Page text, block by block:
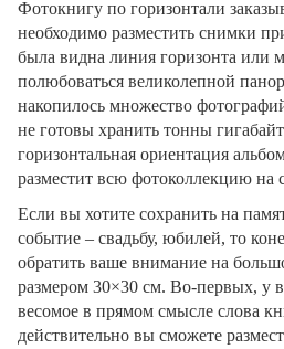
Фотокнигу по горизонтали
необходимо разместить снимки
была видна линия горизонта или
полюбоваться великолепной
накопилось множество
не готовы хранить тонны
горизонтальная ориентация
разместит всю фотоколлекцию на
Если вы хотите сохранить на
событие – свадьбу, юбилей, то
обратить ваше внимание на
размером 30×30 см. Во-первых, у
весомое в прямом смысле слова
действительно вы сможете